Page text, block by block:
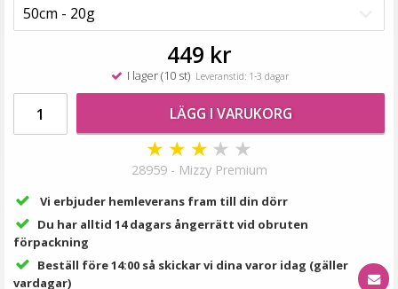
VÄLJ
Mizzy Tangler brush - Leopardmönster rosa
449 kr
I lager (10 st)Leveranstid: 1-3 dagar
LÄGG I VARUKORG
★ ★ ★ ★ ★
28959 - Mizzy Premium
Vi erbjuder hemleverans fram till din dörr
Du har alltid 14 dagars ångerrätt vid obruten
förpackning
Beställ före 14:00 så skickar vi dina varor idag (gäller
vardagar)